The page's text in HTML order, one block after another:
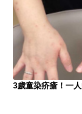
3歲童染疥瘡！一